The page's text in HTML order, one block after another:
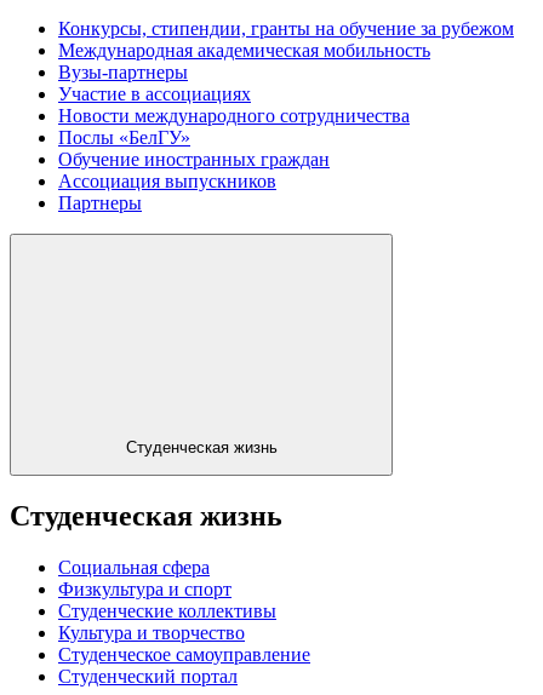
Конкурсы, стипендии, гранты на обучение за рубежом
Международная академическая мобильность
Вузы-партнеры
Участие в ассоциациях
Новости международного сотрудничества
Послы «БелГУ»
Обучение иностранных граждан
Ассоциация выпускников
Партнеры
Студенческая жизнь
Студенческая жизнь
Социальная сфера
Физкультура и спорт
Студенческие коллективы
Культура и творчество
Студенческое самоуправление
Студенческий портал